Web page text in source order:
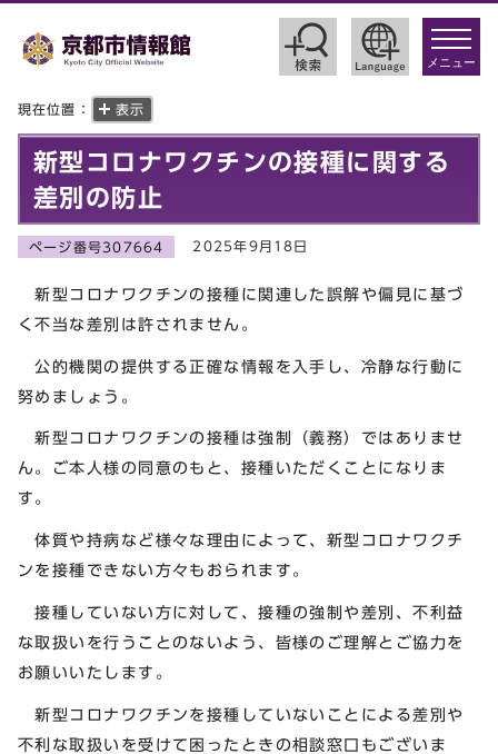
toggle
メニュー
現在位置： 表示
新型コロナワクチンの接種に関する
差別の防止
ページ番号307664 2025年9月18日
新型コロナワクチンの接種に関連した誤解や偏見に基づ
く不当な差別は許されません。
公的機関の提供する正確な情報を入手し、冷静な行動に
努めましょう。
新型コロナワクチンの接種は強制（義務）ではありませ
ん。ご本人様の同意のもと、接種いただくことになりま
す。
体質や持病など様々な理由によって、新型コロナワクチ
ンを接種できない方々もおられます。
接種していない方に対して、接種の強制や差別、不利益
な取扱いを行うことのないよう、皆様のご理解とご協力を
お願いいたします。
新型コロナワクチンを接種していないことによる差別や
不利な取扱いを受けて困ったときの相談窓口もございま